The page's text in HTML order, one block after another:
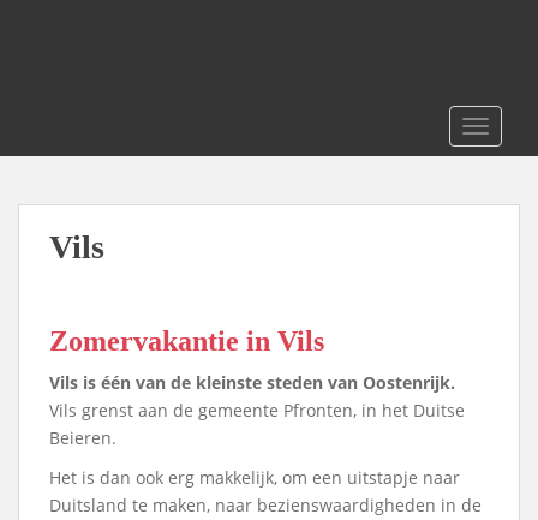
o
Vils
Zomervakantie in Vils
Vils is één van de kleinste steden van Oostenrijk.
Vils grenst aan de gemeente Pfronten, in het Duitse
Beieren.
Het is dan ook erg makkelijk, om een uitstapje naar
Duitsland te maken, naar bezienswaardigheden in de